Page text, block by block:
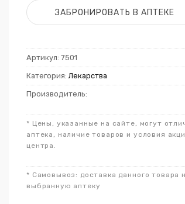
ЗАБРОНИРОВАТЬ В АПТЕКЕ
Артикул: 7501
Категория: Лекарства
Производитель:
* Цены, указанные на сайте, могут
аптека, наличие товаров и условия
центра.
* Самовывоз: доставка данного товара
выбранную аптеку